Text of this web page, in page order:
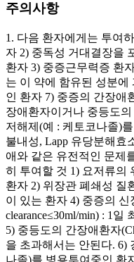
주의사항
1. 다음 환자에게는 투여
자 2) 중독성 거대결장을
환자 3) 중증근무력증 환
는 이 약에 함유된 성분에
인 환자 7) 중증의 간장애
장애환자이거나 중등도
저해제(예 : 케토코나졸)
불내성, Lapp 유당분해효
애와 같은 유전적인 문제
히 투여할 것 1) 요저류의
환자 2) 위장관 폐쇄성 질
이 있는 환자 4) 중증의 신
clearance≤30ml/min) : 1
5) 중등도의 간장애환자
을 초과해서는 안된다. 6)
나졸)를 병용투여중인 환